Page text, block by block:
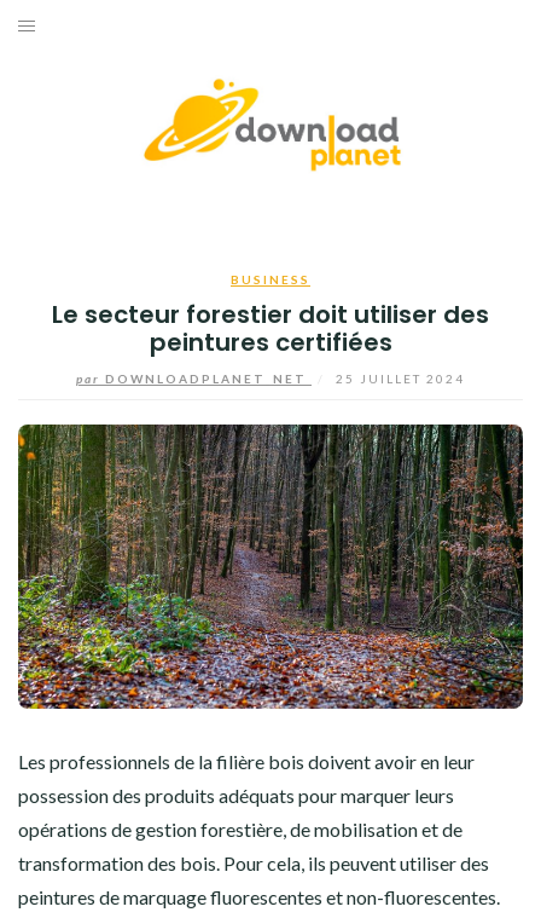
Aller
BUSINESS
Le secteur forestier doit utiliser des
peintures certifiées
par DOWNLOADPLANET_NET 25 JUILLET 2024
Les professionnels de la filière bois doivent avoir en leur
possession des produits adéquats pour marquer leurs
opérations de gestion forestière, de mobilisation et de
transformation des bois. Pour cela, ils peuvent utiliser des
peintures de marquage fluorescentes et non-fluorescentes.
TÉLÉPHONE